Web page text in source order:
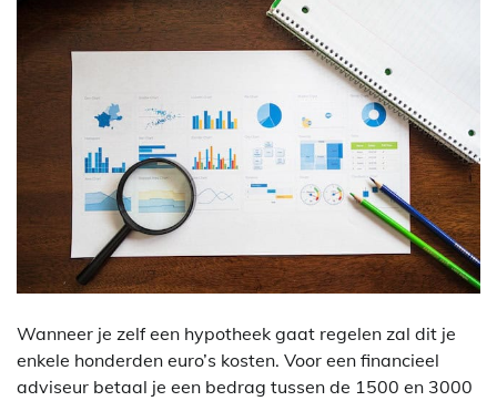
Wanneer je zelf een hypotheek gaat regelen zal dit je
enkele honderden euro’s kosten. Voor een financieel
adviseur betaal je een bedrag tussen de 1500 en 3000